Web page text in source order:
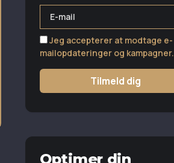
Jeg accepterer at modtage e-
mailopdateringer og kampagner.
Tilmeld dig
Optimer din